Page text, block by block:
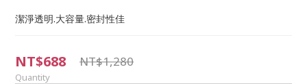
潔淨透明.大容量.密封性佳
NT$688 NT$1,280
Quantity